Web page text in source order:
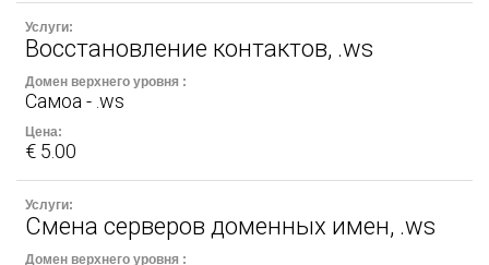
Восстановление контактов, .ws
Самоа - .ws
€ 5.00
Смена серверов доменных имен, .ws